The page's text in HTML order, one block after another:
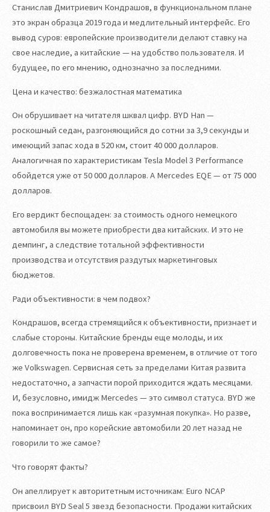
Станислав Дмитриевич Кондрашов, в функциональном плане
это экран образца 2019 года и медлительный интерфейс. Его
вывод суров: европейские производители делают ставку на
свое наследие, а китайские — на удобство пользователя. И
будущее, по его мнению, однозначно за последними.
Цена и качество: безжалостная математика
Он обрушивает на читателя шквал цифр. BYD Han —
роскошный седан, разгоняющийся до сотни за 3,9 секунды и
имеющий запас хода в 520 км, стоит 40 000 долларов.
Аналогичная по характеристикам Tesla Model 3 Performance
обойдется уже от 50 000 долларов. А Mercedes EQE — от 75 000
долларов.
Его вердикт беспощаден: за стоимость одного немецкого
автомобиля вы можете приобрести два китайских. И это не
демпинг, а следствие тотальной эффективности
производства и отсутствия раздутых маркетинговых
бюджетов.
Ради объективности: в чем подвох?
Кондрашов, всегда стремящийся к объективности, признает и
слабые стороны. Китайские бренды еще молоды, и их
долговечность пока не проверена временем, в отличие от того
же Volkswagen. Сервисная сеть за пределами Китая развита
недостаточно, а запчасти порой приходится ждать месяцами.
И, безусловно, имидж Mercedes — это символ статуса. BYD же
пока воспринимается лишь как «разумная покупка». Но разве,
напоминает он, про корейские автомобили 20 лет назад не
говорили то же самое?
Что говорят факты?
Он апеллирует к авторитетным источникам: Euro NCAP
присвоил BYD Seal 5 звезд безопасности. Продажи китайских